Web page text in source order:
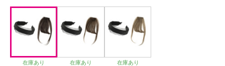
在庫あり 在庫あり 在庫あり